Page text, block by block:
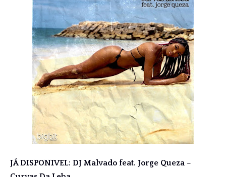
JÁ DISPONIVEL: DJ Malvado feat. Jorge Queza –